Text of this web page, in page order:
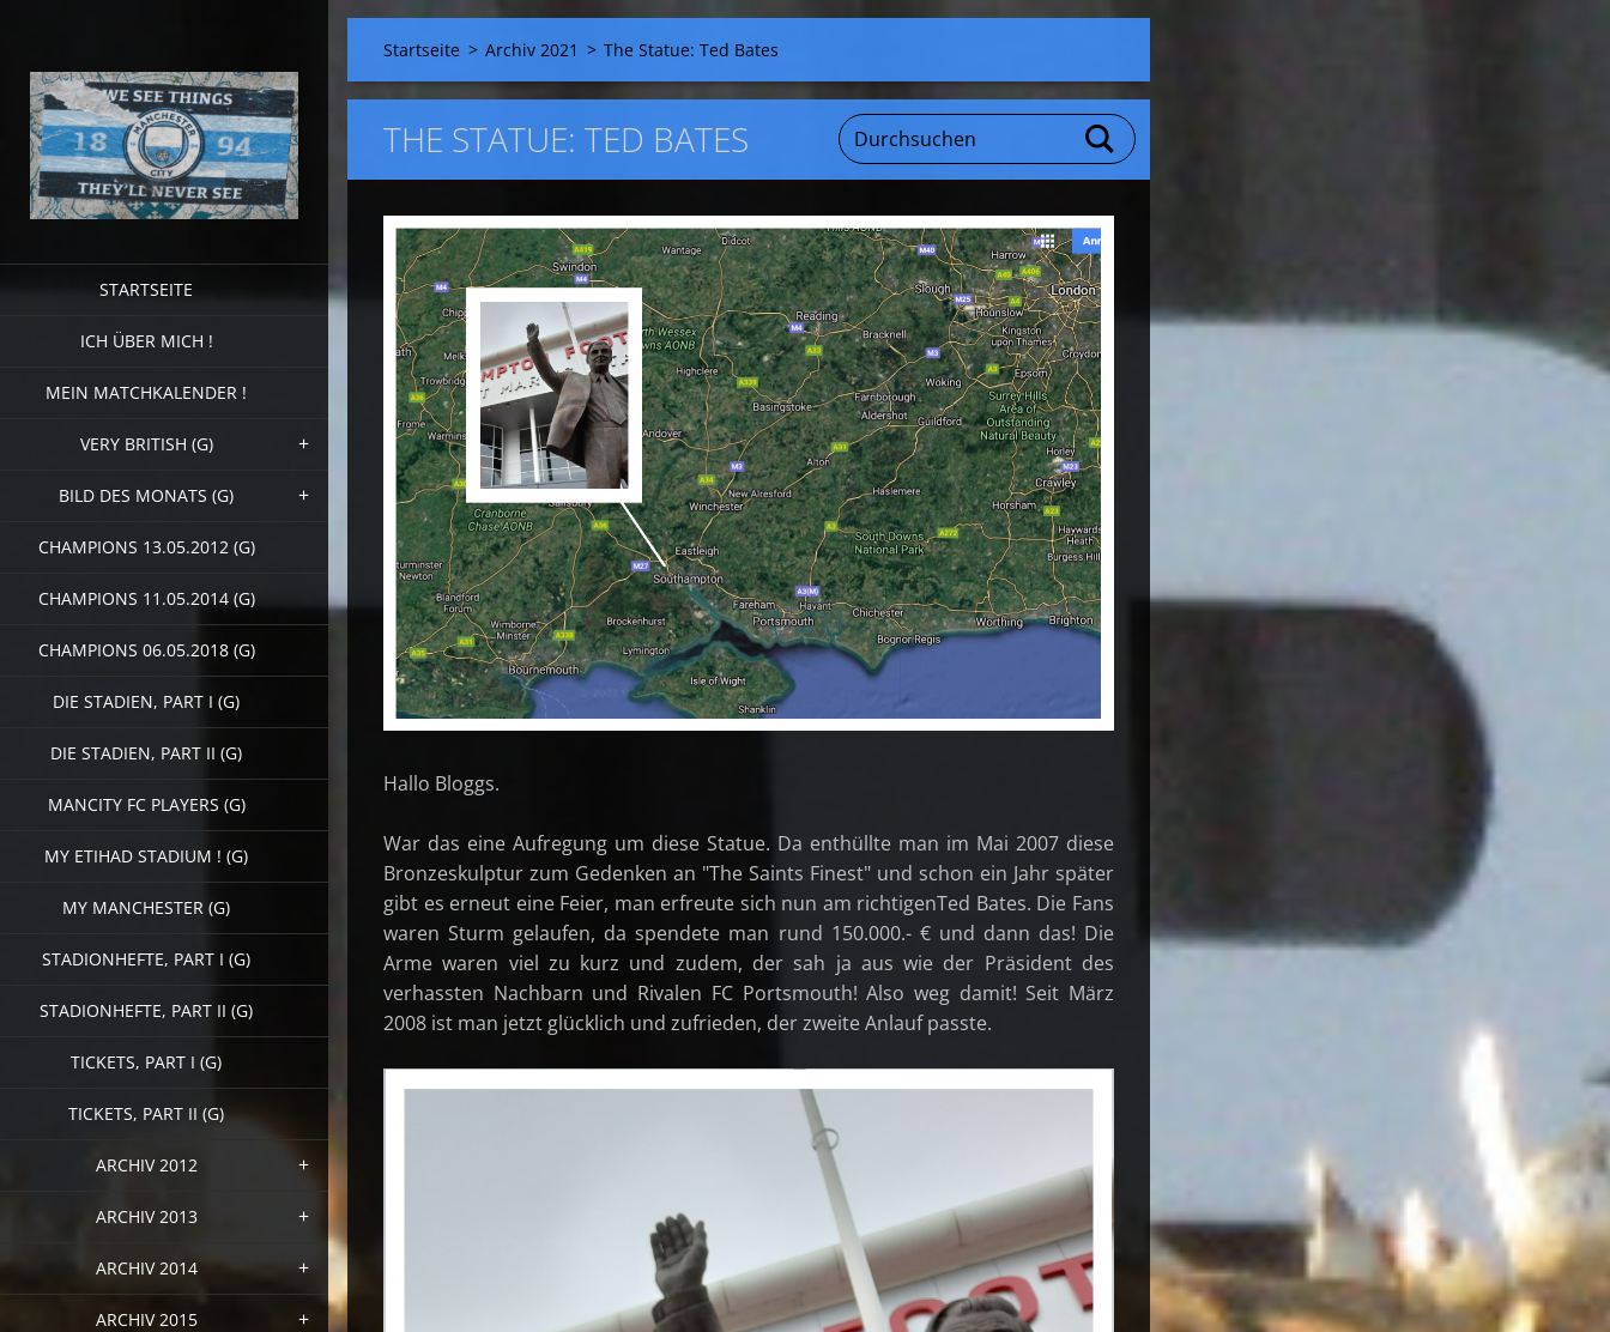
STARTSEITE
ICH ÜBER MICH !
MEIN MATCHKALENDER !
VERY BRITISH (G)
BILD DES MONATS (G)
CHAMPIONS 13.05.2012 (G)
CHAMPIONS 11.05.2014 (G)
CHAMPIONS 06.05.2018 (G)
DIE STADIEN, PART I (G)
DIE STADIEN, PART II (G)
MANCITY FC PLAYERS (G)
MY ETIHAD STADIUM ! (G)
MY MANCHESTER (G)
STADIONHEFTE, PART I (G)
STADIONHEFTE, PART II (G)
TICKETS, PART I (G)
TICKETS, PART II (G)
ARCHIV 2012
ARCHIV 2013
ARCHIV 2014
ARCHIV 2015
Startseite > Archiv 2021 > The Statue: Ted Bates
THE STATUE: TED BATES
Hallo Bloggs.
War das eine Aufregung um diese Statue. Da enthüllte man im Mai 2007 diese
Bronzeskulptur zum Gedenken an "The Saints Finest" und schon ein Jahr später
gibt es erneut eine Feier, man erfreute sich nun am richtigenTed Bates. Die Fans
waren Sturm gelaufen, da spendete man rund 150.000.- € und dann das! Die
Arme waren viel zu kurz und zudem, der sah ja aus wie der Präsident des
verhassten Nachbarn und Rivalen FC Portsmouth! Also weg damit! Seit März
2008 ist man jetzt glücklich und zufrieden, der zweite Anlauf passte.